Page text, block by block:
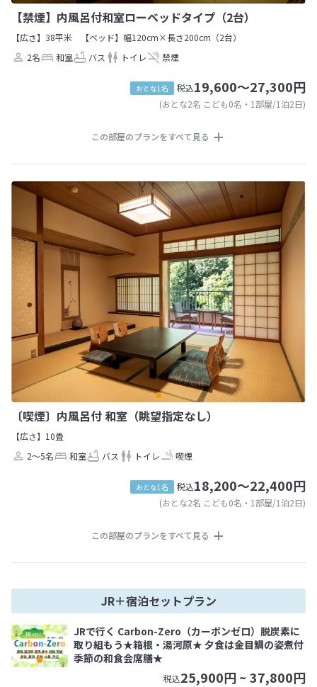
【禁煙】内風呂付和室ローベッドタイプ（2台）
【広さ】38平米
【ベッド】幅120cm×長さ200cm（2台）
2名
和室 バス トイレ 禁煙
おとな1名 税込19,600～27,300円
(おとな2名 こども0名・1部屋/1泊2日)
この部屋のプランをすべて見る
〔喫煙〕内風呂付 和室（眺望指定なし）
【広さ】10畳
2～5名
和室 バス トイレ 喫煙
おとな1名 税込18,200～22,400円
(おとな2名 こども0名・1部屋/1泊2日)
この部屋のプランをすべて見る
JR＋宿泊セットプラン
JRで行く Carbon-Zero（カーボンゼロ）脱炭素に
取り組もう★箱根・湯河原★ 夕食は金目鯛の姿煮付
季節の和食会席膳★
税込25,900円 ~37,800円